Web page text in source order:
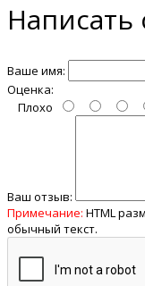
Написать
Ваше имя:
Оценка:
Плохо
Ваш отзыв:
Примечание: HTML
обычный текст.